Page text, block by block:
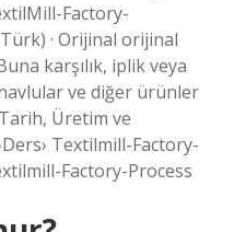
Factory-
· Orijinal orijinal
karşılık, iplik veya
ve diğer ürünler
Üretim ve
Textilmill-Factory-
Factory-Process